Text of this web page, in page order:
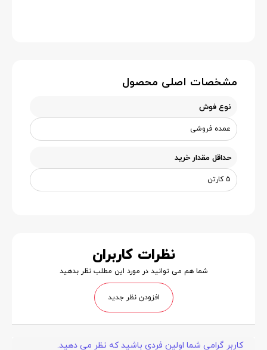
مشخصات اصلی محصول
نوع فوش
عمده فروشی
حداقل مقدار خرید
5 کارتن
نظرات کاربران
شما هم می توانید در مورد این مطلب نظر بدهید
افزودن نظر جدید
کاربر گرامی شما اولین فردی باشید که نظر می دهید.